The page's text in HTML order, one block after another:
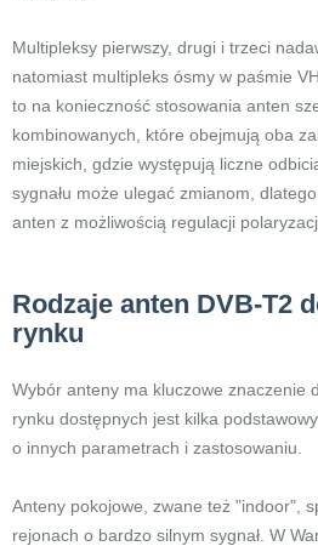
Multipleksy pierwszy, drugi i trzeci
natomiast multipleks ósmy w paśmie
to na konieczność stosowania anten
kombinowanych, które obejmują oba
miejskich, gdzie występują liczne
sygnału może ulegać zmianom,
anten z możliwością regulacji
Rodzaje anten DVB-T2
rynku
Wybór anteny ma kluczowe znaczenie
rynku dostępnych jest kilka
o innych parametrach i zastosowaniu.
Anteny pokojowe, zwane też "indoor",
rejonach o bardzo silnym sygnał. W